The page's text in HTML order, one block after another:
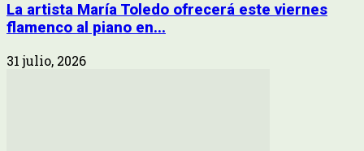
La artista María Toledo ofrecerá este viernes
flamenco al piano en...
31 julio, 2026